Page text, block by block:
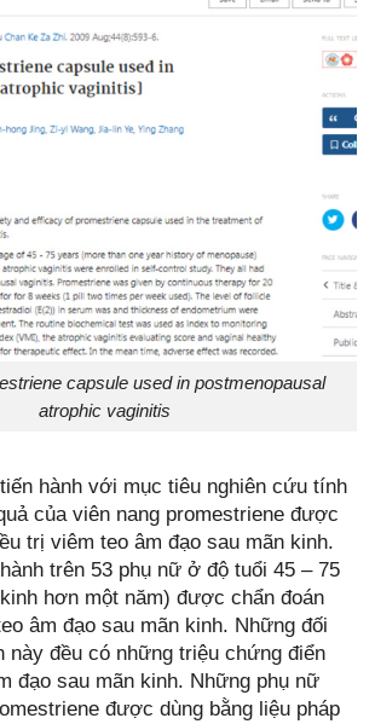
capsule used in postmenopausal
atrophic vaginitis
hành với mục tiêu nghiên cứu tính
của viên nang promestriene được
trị viêm teo âm đạo sau mãn kinh.
trên 53 phụ nữ ở độ tuổi 45 – 75
hơn một năm) được chẩn đoán
âm đạo sau mãn kinh. Những đối
này đều có những triệu chứng điển
đạo sau mãn kinh. Những phụ nữ
được dùng bằng liệu pháp